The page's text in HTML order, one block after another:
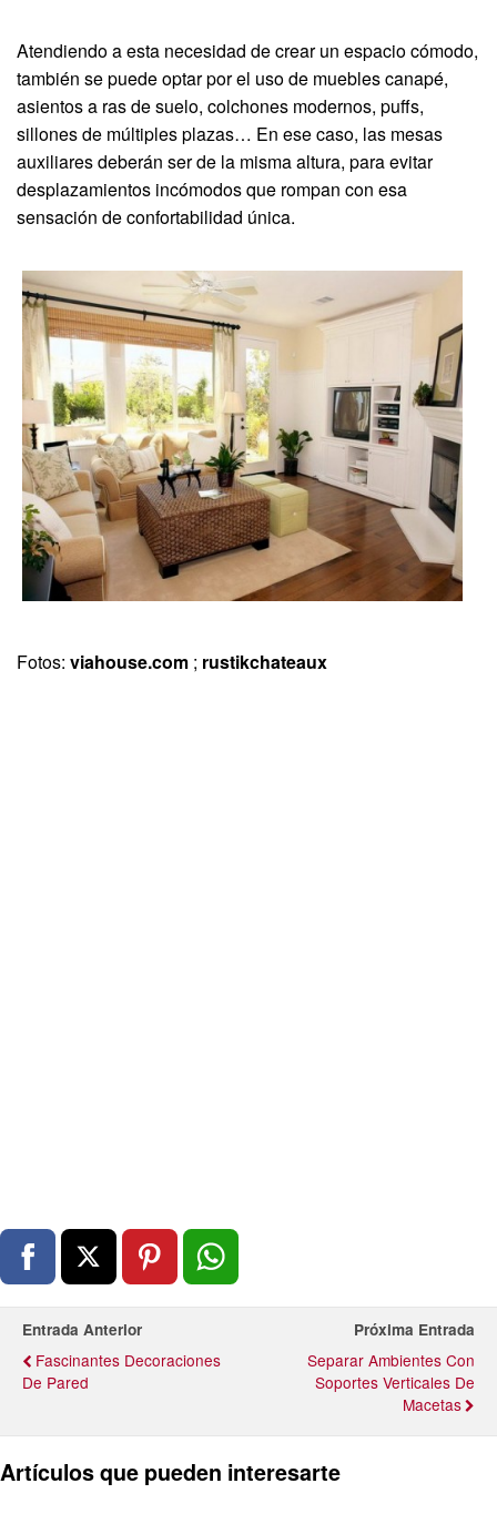
Atendiendo a esta necesidad de crear un espacio cómodo,
también se puede optar por el uso de muebles canapé,
asientos a ras de suelo, colchones modernos, puffs,
sillones de múltiples plazas… En ese caso, las mesas
auxiliares deberán ser de la misma altura, para evitar
desplazamientos incómodos que rompan con esa
sensación de confortabilidad única.
Fotos: viahouse.com ; rustikchateaux
Entrada Anterior
Fascinantes Decoraciones
De Pared
Próxima Entrada
Separar Ambientes Con
Soportes Verticales De
Macetas
Artículos que pueden interesarte